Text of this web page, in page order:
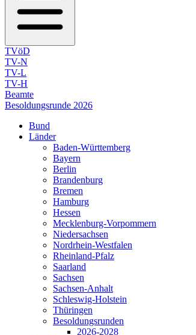
TVöD
TV-N
TV-L
TV-H
Beamte
Besoldungsrunde 2026
Bund
Länder
Baden-Württemberg
Bayern
Berlin
Brandenburg
Bremen
Hamburg
Hessen
Mecklenburg-Vorpommern
Niedersachsen
Nordrhein-Westfalen
Rheinland-Pfalz
Saarland
Sachsen
Sachsen-Anhalt
Schleswig-Holstein
Thüringen
Besoldungsrunden
2026-2028